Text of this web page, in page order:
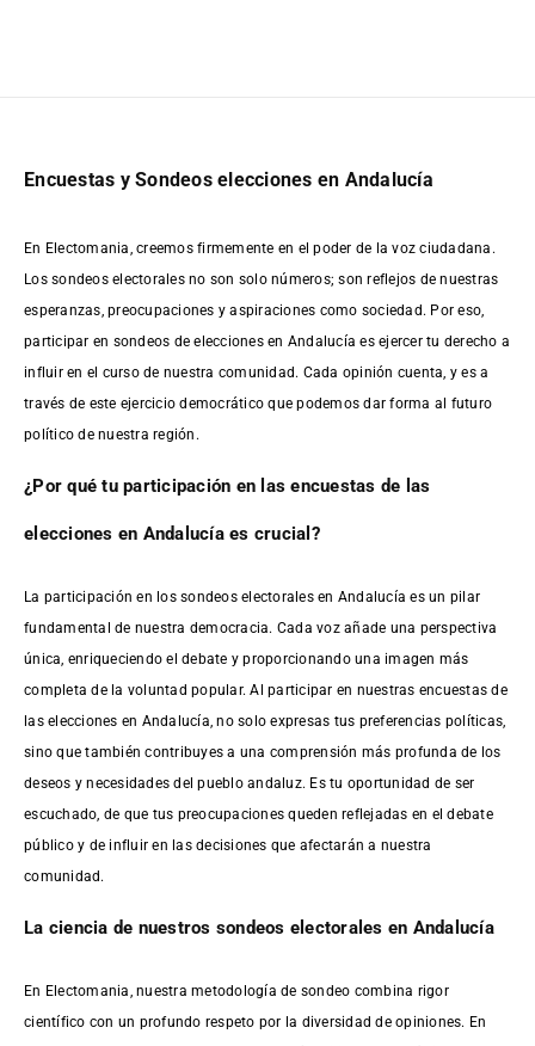
Encuestas y Sondeos elecciones en Andalucía
En Electomania, creemos firmemente en el poder de la voz ciudadana.
Los sondeos electorales no son solo números; son reflejos de nuestras
esperanzas, preocupaciones y aspiraciones como sociedad. Por eso,
participar en sondeos de elecciones en Andalucía es ejercer tu derecho a
influir en el curso de nuestra comunidad. Cada opinión cuenta, y es a
través de este ejercicio democrático que podemos dar forma al futuro
político de nuestra región.
¿Por qué tu participación en las encuestas de las
elecciones en Andalucía es crucial?
La participación en los sondeos electorales en Andalucía es un pilar
fundamental de nuestra democracia. Cada voz añade una perspectiva
única, enriqueciendo el debate y proporcionando una imagen más
completa de la voluntad popular. Al participar en nuestras encuestas de
las elecciones en Andalucía, no solo expresas tus preferencias políticas,
sino que también contribuyes a una comprensión más profunda de los
deseos y necesidades del pueblo andaluz. Es tu oportunidad de ser
escuchado, de que tus preocupaciones queden reflejadas en el debate
público y de influir en las decisiones que afectarán a nuestra
comunidad.
La ciencia de nuestros sondeos electorales en Andalucía
En Electomania, nuestra metodología de sondeo combina rigor
científico con un profundo respeto por la diversidad de opiniones. En